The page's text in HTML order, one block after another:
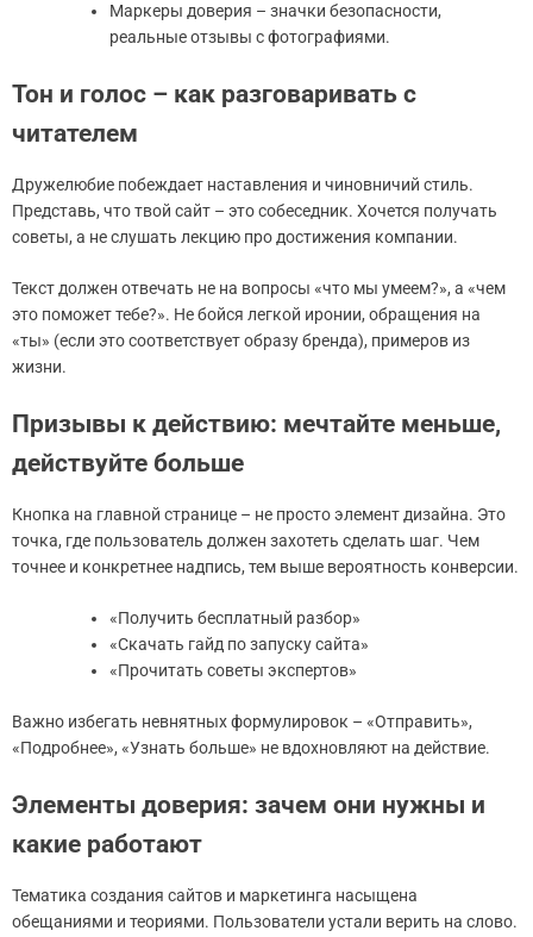
Маркеры доверия – значки безопасности,
реальные отзывы с фотографиями.
Тон и голос – как разговаривать с
читателем
Дружелюбие побеждает наставления и чиновничий стиль.
Представь, что твой сайт – это собеседник. Хочется получать
советы, а не слушать лекцию про достижения компании.
Текст должен отвечать не на вопросы «что мы умеем?», а «чем
это поможет тебе?». Не бойся легкой иронии, обращения на
«ты» (если это соответствует образу бренда), примеров из
жизни.
Призывы к действию: мечтайте меньше,
действуйте больше
Кнопка на главной странице – не просто элемент дизайна. Это
точка, где пользователь должен захотеть сделать шаг. Чем
точнее и конкретнее надпись, тем выше вероятность конверсии.
«Получить бесплатный разбор»
«Скачать гайд по запуску сайта»
«Прочитать советы экспертов»
Важно избегать невнятных формулировок – «Отправить»,
«Подробнее», «Узнать больше» не вдохновляют на действие.
Элементы доверия: зачем они нужны и
какие работают
Тематика создания сайтов и маркетинга насыщена
обещаниями и теориями. Пользователи устали верить на слово.